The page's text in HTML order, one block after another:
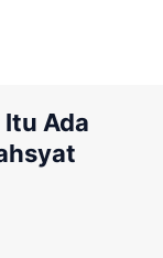
Ada